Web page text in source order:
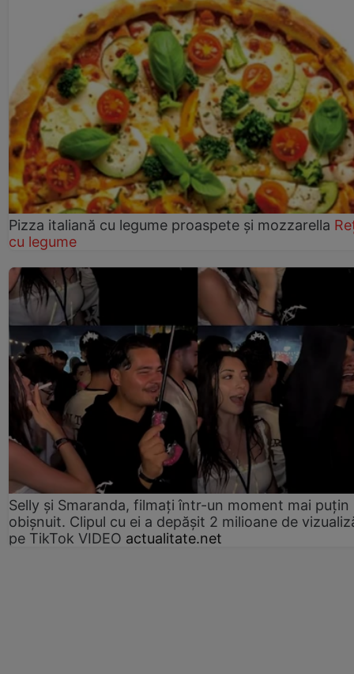
Pizza italiană cu legume proaspete și mozzarella
cu legume
Selly și Smaranda, filmați într-un moment mai puțin
obișnuit. Clipul cu ei a depășit 2 milioane de
pe TikTok VIDEO actualitate.net